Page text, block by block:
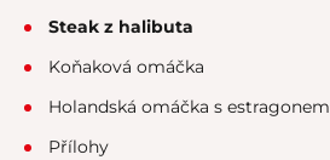
Steak z halibuta
Koňaková omáčka
Holandská omáčka s estragonem
Přílohy